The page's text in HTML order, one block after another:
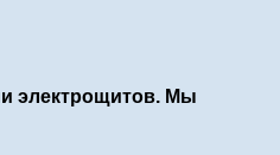
электрощитов. Мы